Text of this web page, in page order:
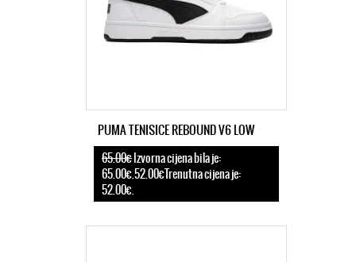
PUMA TENISICE REBOUND V6 LOW
65.00€Izvorna cijena bila je:
65.00€.52.00€Trenutna cijena je:
52.00€.